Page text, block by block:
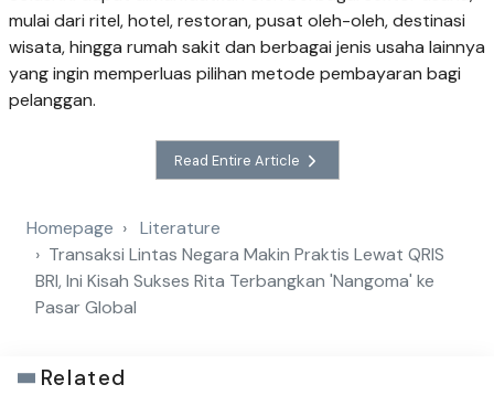
mulai dari ritel, hotel, restoran, pusat oleh-oleh, destinasi
wisata, hingga rumah sakit dan berbagai jenis usaha lainnya
yang ingin memperluas pilihan metode pembayaran bagi
pelanggan.
Read Entire Article
Homepage
Literature
Transaksi Lintas Negara Makin Praktis Lewat QRIS
BRI, Ini Kisah Sukses Rita Terbangkan 'Nangoma' ke
Pasar Global
Related